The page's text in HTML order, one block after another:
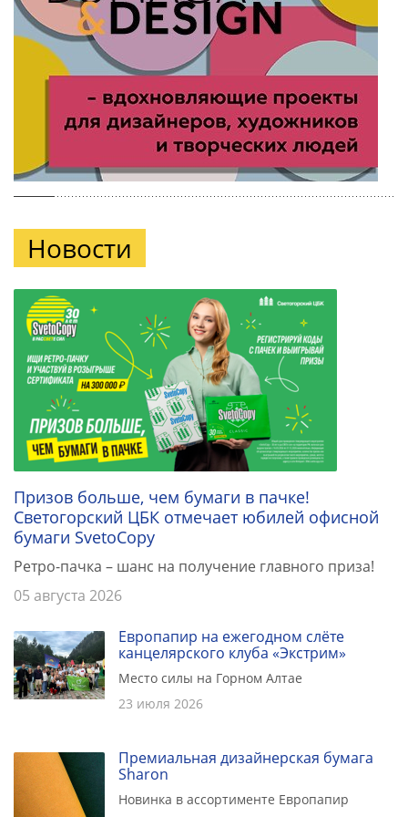
Новости
Призов больше, чем бумаги в пачке!
Светогорский ЦБК отмечает юбилей офисной
бумаги SvetoCopy
Ретро-пачка – шанс на получение главного приза!
05 августа 2026
Европапир на ежегодном слёте
канцелярского клуба «Экстрим»
Место силы на Горном Алтае
23 июля 2026
Премиальная дизайнерская бумага
Sharon
Новинка в ассортименте Европапир